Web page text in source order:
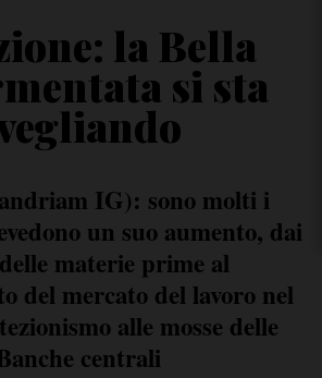
la Bella
si sta
IG): sono molti i
un suo aumento, dai
materie prime al
del mercato del lavoro nel
alle mosse delle
centrali